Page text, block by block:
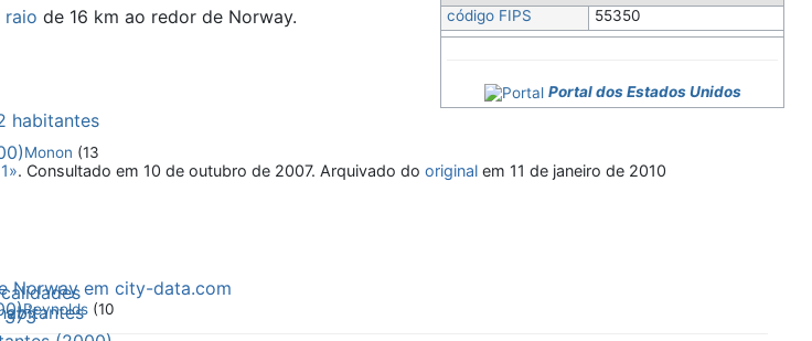
código FIPS
55350
Portal dos Estados Unidos
raio de 16 km ao redor de Norway.
Monon (13
Reynolds(10
. Consultado em 10 de outubro de 2007. Arquivado do original em 11 de janeiro de 2010
Norway em city-data.com